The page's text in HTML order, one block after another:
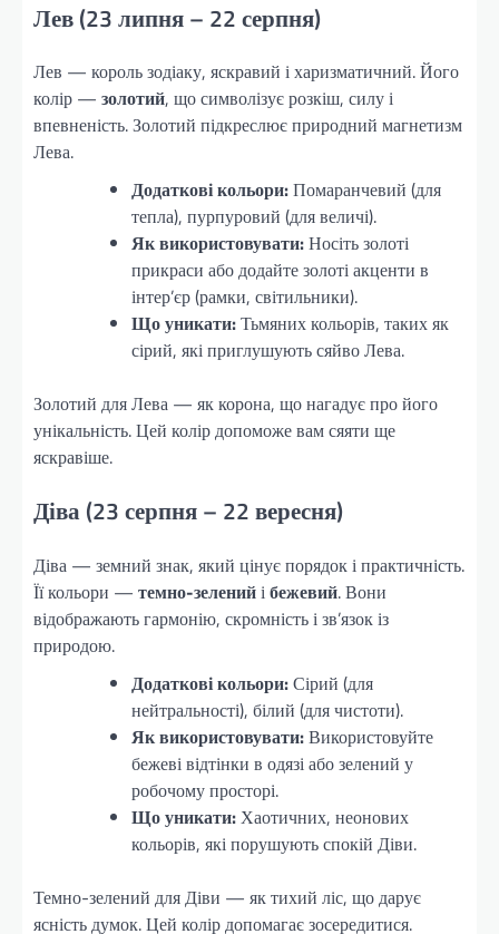
Лев (23 липня – 22 серпня)
Лев — король зодіаку, яскравий і харизматичний. Його
колір — золотий, що символізує розкіш, силу і
впевненість. Золотий підкреслює природний магнетизм
Лева.
Додаткові кольори:Помаранчевий (для
тепла), пурпуровий (для величі).
Як використовувати:Носіть золоті
прикраси або додайте золоті акценти в
інтер’єр (рамки, світильники).
Що уникати:Тьмяних кольорів, таких як
сірий, які приглушують сяйво Лева.
Золотий для Лева — як корона, що нагадує про його
унікальність. Цей колір допоможе вам сяяти ще
яскравіше.
Діва (23 серпня – 22 вересня)
Діва — земний знак, який цінує порядок і практичність.
Її кольори — темно-зеленийібежевий. Вони
відображають гармонію, скромність і зв’язок із
природою.
Додаткові кольори:Сірий (для
нейтральності), білий (для чистоти).
Як використовувати:Використовуйте
бежеві відтінки в одязі або зелений у
робочому просторі.
Що уникати:Хаотичних, неонових
кольорів, які порушують спокій Діви.
Темно-зелений для Діви — як тихий ліс, що дарує
ясність думок. Цей колір допомагає зосередитися.